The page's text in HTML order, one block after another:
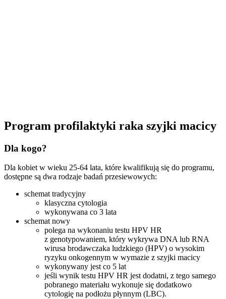
Program profilaktyki raka szyjki macicy
Dla kogo?
Dla kobiet w wieku 25-64 lata, które kwalifikują się do programu,
dostępne są dwa rodzaje badań przesiewowych:
schemat tradycyjny
klasyczna cytologia
wykonywana co 3 lata
schemat nowy
polega na wykonaniu testu HPV HR
z genotypowaniem, który wykrywa DNA lub RNA
wirusa brodawczaka ludzkiego (HPV) o wysokim
ryzyku onkogennym w wymazie z szyjki macicy
wykonywany jest co 5 lat
jeśli wynik testu HPV HR jest dodatni, z tego samego
pobranego materiału wykonuje się dodatkowo
cytologię na podłożu płynnym (LBC).